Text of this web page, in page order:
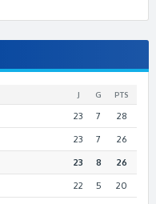
J G PTS
23 7 28
23 7 26
23 8 26
22 5 20